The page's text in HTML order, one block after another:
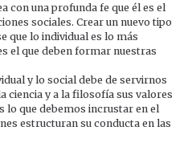
con una profunda fe que él es el
sociales. Crear un nuevo tipo
que lo individual es lo más
el que deben formar nuestras
y lo social debe de servirnos
ciencia y a la filosofía sus valores
lo que debemos incrustar en el
estructuran su conducta en las